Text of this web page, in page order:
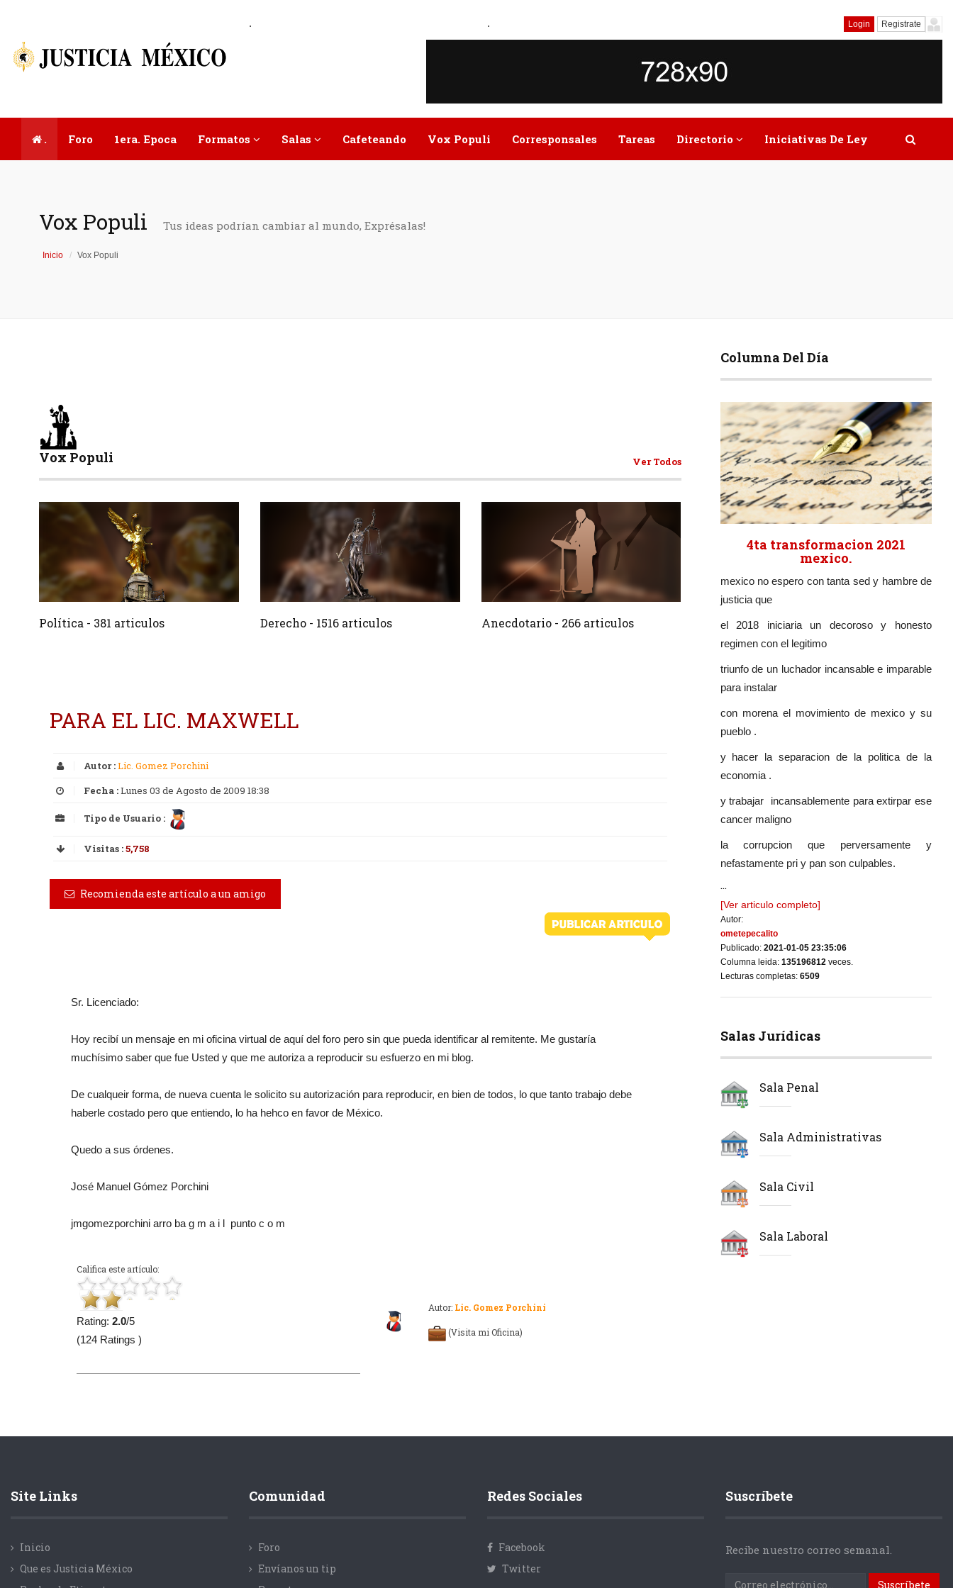
. . Login Registrate
. Foro 1era. Epoca Formatos Salas Cafeteando Vox Populi Corresponsales Tareas Directorio Iniciativas De Ley
Vox Populi Tus ideas podrían cambiar al mundo, Exprésalas!
Inicio Vox Populi
Vox Populi Ver Todos
Crear 381 Articulos
Política - 381 articulos
Crear 1516 Articulos
Derecho - 1516 articulos
Crear 266 Articulos
Anecdotario - 266 articulos
PARA EL LIC. MAXWELL
Autor :Lic. Gomez Porchini
Fecha :Lunes 03 de Agosto de 2009 18:38
Tipo de Usuario :
Visitas :5,758
Recomienda este artículo a un amigo
Sr. Licenciado:
Hoy recibí un mensaje en mi oficina virtual de aquí del foro pero sin que pueda identificar al remitente. Me gustaría
muchísimo saber que fue Usted y que me autoriza a reproducir su esfuerzo en mi blog.
De cualqueir forma, de nueva cuenta le solicito su autorización para reproducir, en bien de todos, lo que tanto trabajo debe
haberle costado pero que entiendo, lo ha hehco en favor de México.
Quedo a sus órdenes.
José Manuel Gómez Porchini
jmgomezporchini arro ba g m a i l punto c o m
Califica este artículo:
Rating:2.0/5
(124 Ratings )
Autor: Lic. Gomez Porchini
(Visita mi Oficina)
Columna Del Día
4ta transformacion 2021
mexico.
mexico no espero con tanta sed y hambre de
justicia que
el 2018 iniciaria un decoroso y honesto
regimen con el legitimo
triunfo de un luchador incansable e imparable
para instalar
con morena el movimiento de mexico y su
pueblo .
y hacer la separacion de la politica de la
economia .
y trabajar incansablemente para extirpar ese
cancer maligno
la corrupcion que perversamente y
nefastamente pri y pan son culpables.
...
[Ver articulo completo]
Autor:
ometepecalito
Publicado: 2021-01-05 23:35:06
Columna leida: 135196812 veces.
Lecturas completas: 6509
Salas Jurídicas
Sala Penal
Sala Administrativas
Sala Civil
Sala Laboral
Site Links
Inicio
Que es Justicia México
Comunidad
Foro
Envíanos un tip
Redes Sociales
Facebook
Twitter
Suscríbete
Recibe nuestro correo semanal.